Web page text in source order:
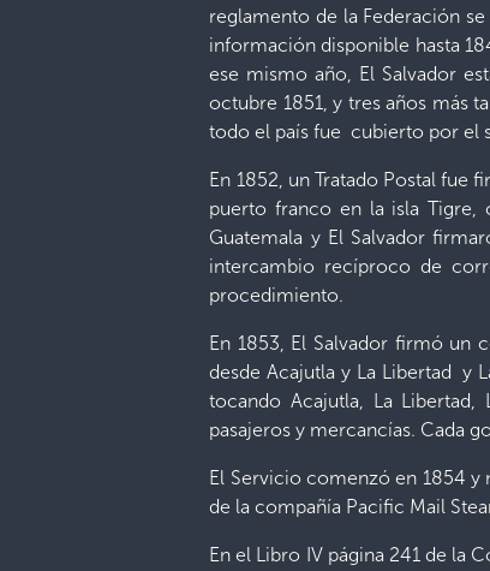
reglamento de la Federación
información disponible hasta
ese mismo año, El Salvador
octubre 1851, y tres años más
todo el país fue cubierto por el
En 1852, un Tratado Postal fue
puerto franco en la isla Tigre,
Guatemala y El Salvador
intercambio recíproco de
procedimiento.
En 1853, El Salvador firmó un
desde Acajutla y La Libertad y
tocando Acajutla, La
pasajeros y mercancías. Cada
El Servicio comenzó en 1854
de la compañía Pacific Mail
En el Libro IV página 241 de la